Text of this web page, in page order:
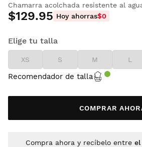
Chamarra acolchada resistente al
$129.95 Hoy ahorras$0
Elige tu talla
XS S M L
Recomendador de talla
COMPRAR
Compra ahora y recíbelo entre el